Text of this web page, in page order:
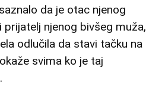
da je otac njenog
njenog bivšeg muža,
odlučila da stavi tačku na
svima ko je taj